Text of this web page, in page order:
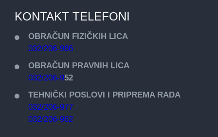
KONTAKT TELEFONI
OBRAČUN FIZIČKIH LICA
032/206-966
OBRAČUN PRAVNIH LICA
032/206-952
TEHNIČKI POSLOVI I PRIPREMA RADA
032/206-977
032/206-962